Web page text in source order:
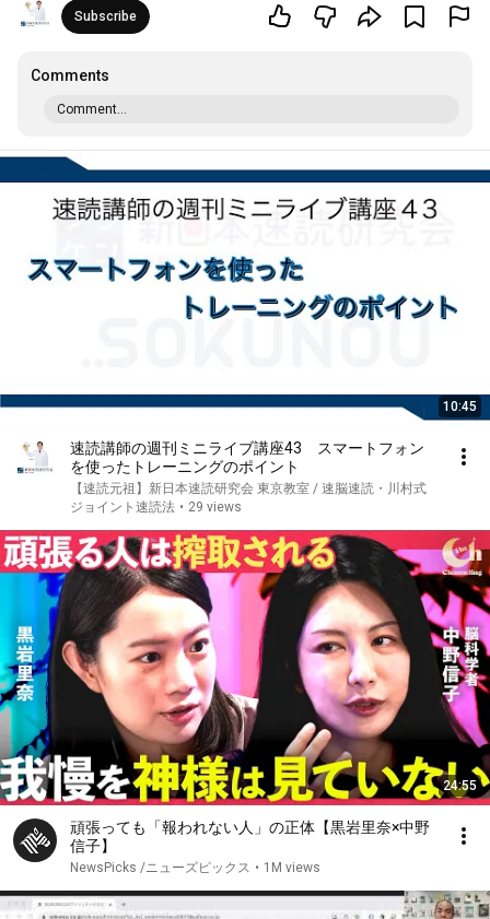
Subscribe
Comments
Comment...
10:45
速読講師の週刊ミニライブ講座43 スマートフォン
を使ったトレーニングのポイント
【速読元祖】新日本速読研究会 東京教室 / 速脳速読・川村式
ジョイント速読法 • 29 views
24:55
頑張っても「報われない人」の正体【黒岩里奈×中野
信子】
NewsPicks /ニューズピックス • 1M views